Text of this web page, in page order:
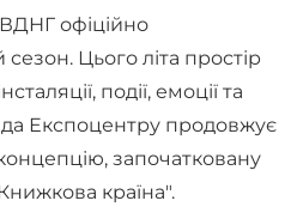
ВДНГ офіційно
сезон. Цього літа простір
події, емоції та
Експоцентру продовжує
започатковану
країна".